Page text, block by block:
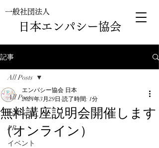
日本エンパシー協会
一般社団法人
記事
All Posts
お知らせ
PR
イベント
All Posts
無料講座説明会開催します
（オンライン）
エンパシー協会 日本
2024年3月29日 読了時間: 1分